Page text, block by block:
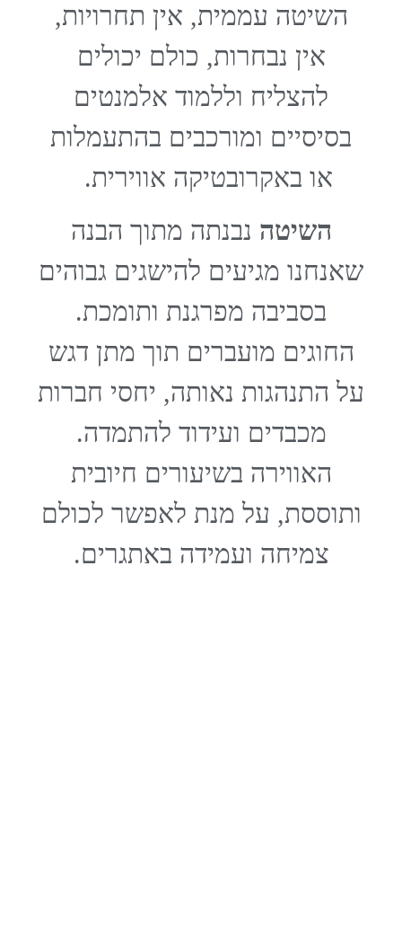
השיטה עממית, אין תחרויות,
אין נבחרות, כולם יכולים
להצליח וללמוד אלמנטים
בסיסיים ומורכבים בהתעמלות
או באקרובטיקה אווירית.
השיטה נבנתה מתוך הבנה
שאנחנו מגיעים להישגים גבוהים
בסביבה מפרגנת ותומכת.
החוגים מועברים תוך מתן דגש
על התנהגות נאותה, יחסי חברות
מכבדים ועידוד להתמדה.
האווירה בשיעורים חיובית
ותוססת, על מנת לאפשר לכולם
צמיחה ועמידה באתגרים.